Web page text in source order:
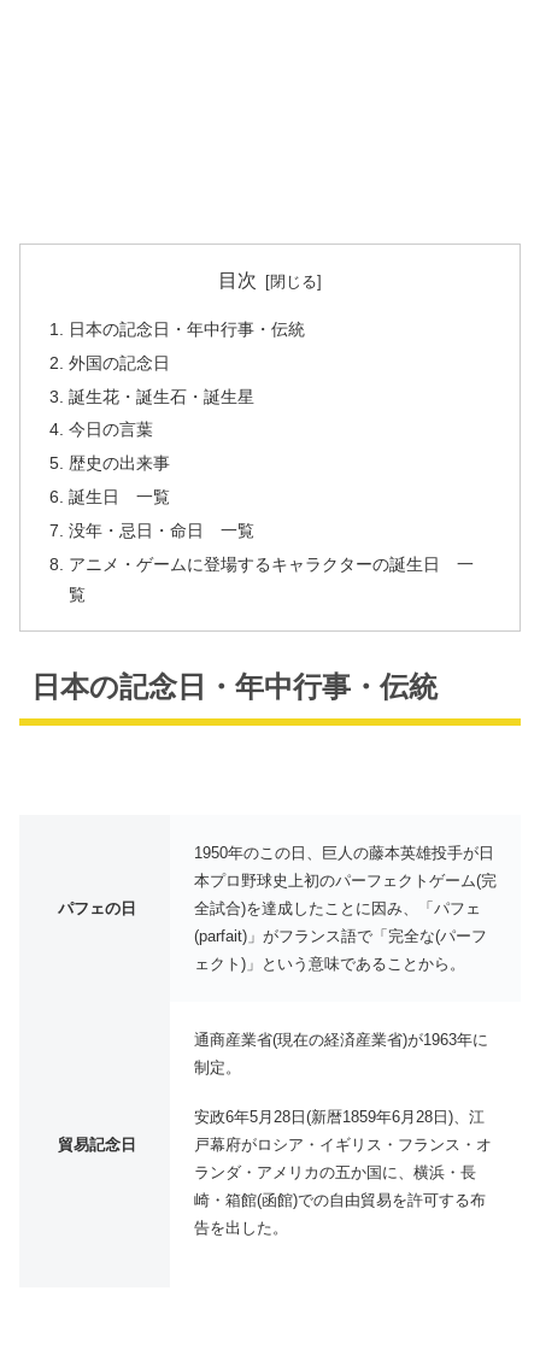
目次
日本の記念日・年中行事・伝統
外国の記念日
誕生花・誕生石・誕生星
今日の言葉
歴史の出来事
誕生日 一覧
没年・忌日・命日 一覧
アニメ・ゲームに登場するキャラクターの誕生日 一
覧
日本の記念日・年中行事・伝統
パフェの日
1950年のこの日、巨人の藤本英雄投手が日
本プロ野球史上初のパーフェクトゲーム(完
全試合)を達成したことに因み、「パフェ
(parfait)」がフランス語で「完全な(パーフ
ェクト)」という意味であることから。
貿易記念日
通商産業省(現在の経済産業省)が1963年に
制定。
安政6年5月28日(新暦1859年6月28日)、江
戸幕府がロシア・イギリス・フランス・オ
ランダ・アメリカの五か国に、横浜・長
崎・箱館(函館)での自由貿易を許可する布
告を出した。